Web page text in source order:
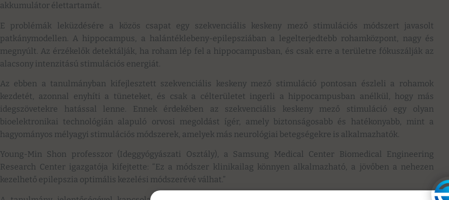
akkumulátor élettartamát.
E problémák leküzdésére a közös csapat egy szekvenciális keskeny mező stimulációs módszert javasolt
patkánymodellen. A hippocampus, a halántéklebeny-epilepsziában a legelterjedtebb rohamközpont, nagy és
megnyúlt. Az érzékelők detektálják, ha roham lép fel a hippocampusban, és csak erre a területre fókuszálják az
alacsony intenzitású stimulációs energiát.
Az ebben a tanulmányban kifejlesztett szekvenciális keskeny mező stimuláció pontosan észleli a rohamok
kezdetét, azonnal enyhíti a tüneteket, és csak a célterületet ingerli a hippocampusban anélkül, hogy más
idegszövetekre hatással lenne. Ennek érdekében az szekvenciális keskeny mező stimuláció egy olyan
bioelektronikai technológián alapuló orvosi megoldást ígér, amely biztonságosabb és hatékonyabb, mint a
hagyományos mélyagyi stimulációs módszerek, amelyek más neurológiai betegségekre is alkalmazhatók.
Young-Min Shon professzor (Ideggyógyászati Osztály), a Samsung Medical Center Biomedical Engineering
Research Center igazgatója kifejtette: “Ez a módszer klinikailag könnyen alkalmazható, a jövőben a nehezen
kezelhető epilepszia optimális kezelési módszerévé válhat.”